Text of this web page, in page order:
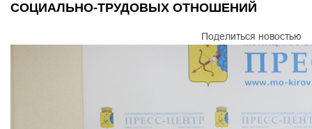
СОЦИАЛЬНО-ТРУДОВЫХ ОТНОШЕНИЙ
Поделиться новостью